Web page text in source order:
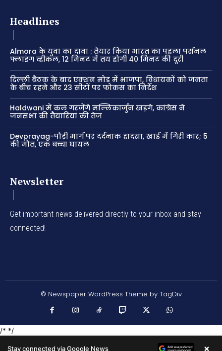
Headlines
Almora के युवा का दावा : तैयार किया भारत का पहला पर्सनल
फ्लाइंग व्हीकल, 12 मिनट में तय होगी 40 मिनट की दूरी
दिल्ली बैठक के बाद एक्शन मोड में भाजपा, विधायकों को जनता
के बीच रहने और 23 सीटों पर फोकस का निर्देश
Haldwani में कल गरजेंगे मल्लिकार्जुन खड़गे, कांग्रेस ने
जनसभा की तैयारियां की तेज
Devprayag-पौड़ी मार्ग पर दर्दनाक हादसा, खाई में गिरी कार; 5
की मौत, एक बच्चा घायल
Newsletter
Get important news delivered directly to your inbox and stay
connected!
© Newspaper WordPress Theme by TagDiv
Stay connected via Google News ×
/* */